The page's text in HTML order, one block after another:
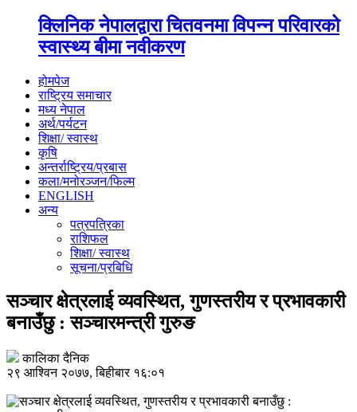
क्लिनिक नेपालद्वारा चितवनमा विपन्न परिवारको
स्वास्थ्य बीमा नवीकरण
होमपेज
राष्ट्रिय समाचार
मध्य नेपाल
अर्थ/पर्यटन
शिक्षा/ स्वास्थ
कृषि
अन्तर्राष्ट्रिय/प्रबास
कला/मनोरञ्जन/फिल्म
ENGLISH
अन्य
पत्रपत्रिका
राशिफल
शिक्षा/ स्वास्थ
सूचना/प्रबिधि
सञ्चार क्षेत्रलाई व्यवस्थित, गुणस्तरीय र प्रभावकारी
बनाउँछु : सञ्चारमन्त्री गुरुङ
कालिका दैनिक
२९ आश्विन २०७७, बिहीबार १६:०१